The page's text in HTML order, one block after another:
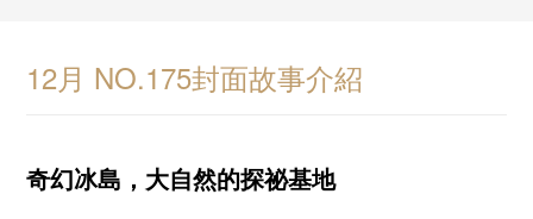
12月 NO.175封面故事介紹
奇幻冰島，大自然的探祕基地